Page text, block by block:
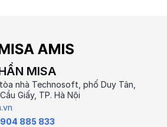
MISA
nhà Technosoft, phố Duy Tân,
Giấy, TP. Hà Nội
885 833